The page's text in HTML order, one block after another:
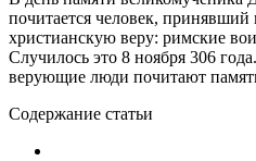
почитается человек, принявший
христианскую веру: римские
Случилось это 8 ноября 306
верующие люди почитают
Содержание статьи